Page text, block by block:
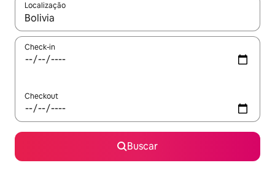
Localização
Quando os resultados estiverem disponíveis, explore-os
Check-in
Checkout
Buscar